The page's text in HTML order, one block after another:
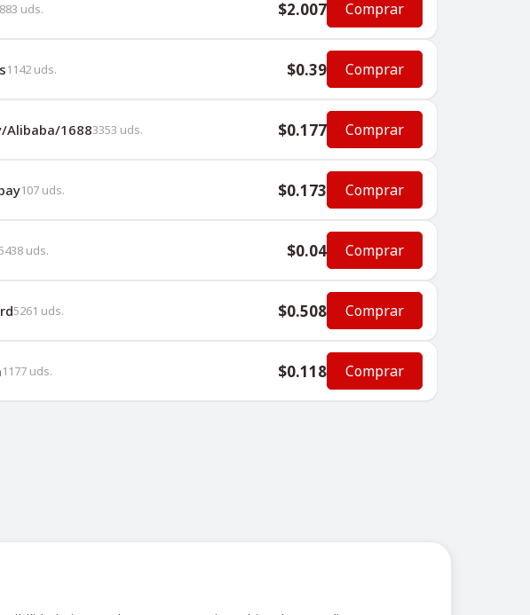
883 uds. $2.007 Comprar
1142 uds. $0.39 Comprar
Alibaba/16883353 uds. $0.177 Comprar
107 uds. $0.173 Comprar
uds. $0.04 Comprar
5261 uds. $0.508 Comprar
1177 uds. $0.118 Comprar